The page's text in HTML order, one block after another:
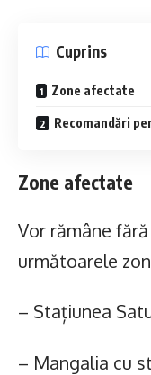
Cuprins
Zone afectate
Recomandări
Zone afectate
Vor rămâne
următoarele
– Stațiunea
– Mangalia cu